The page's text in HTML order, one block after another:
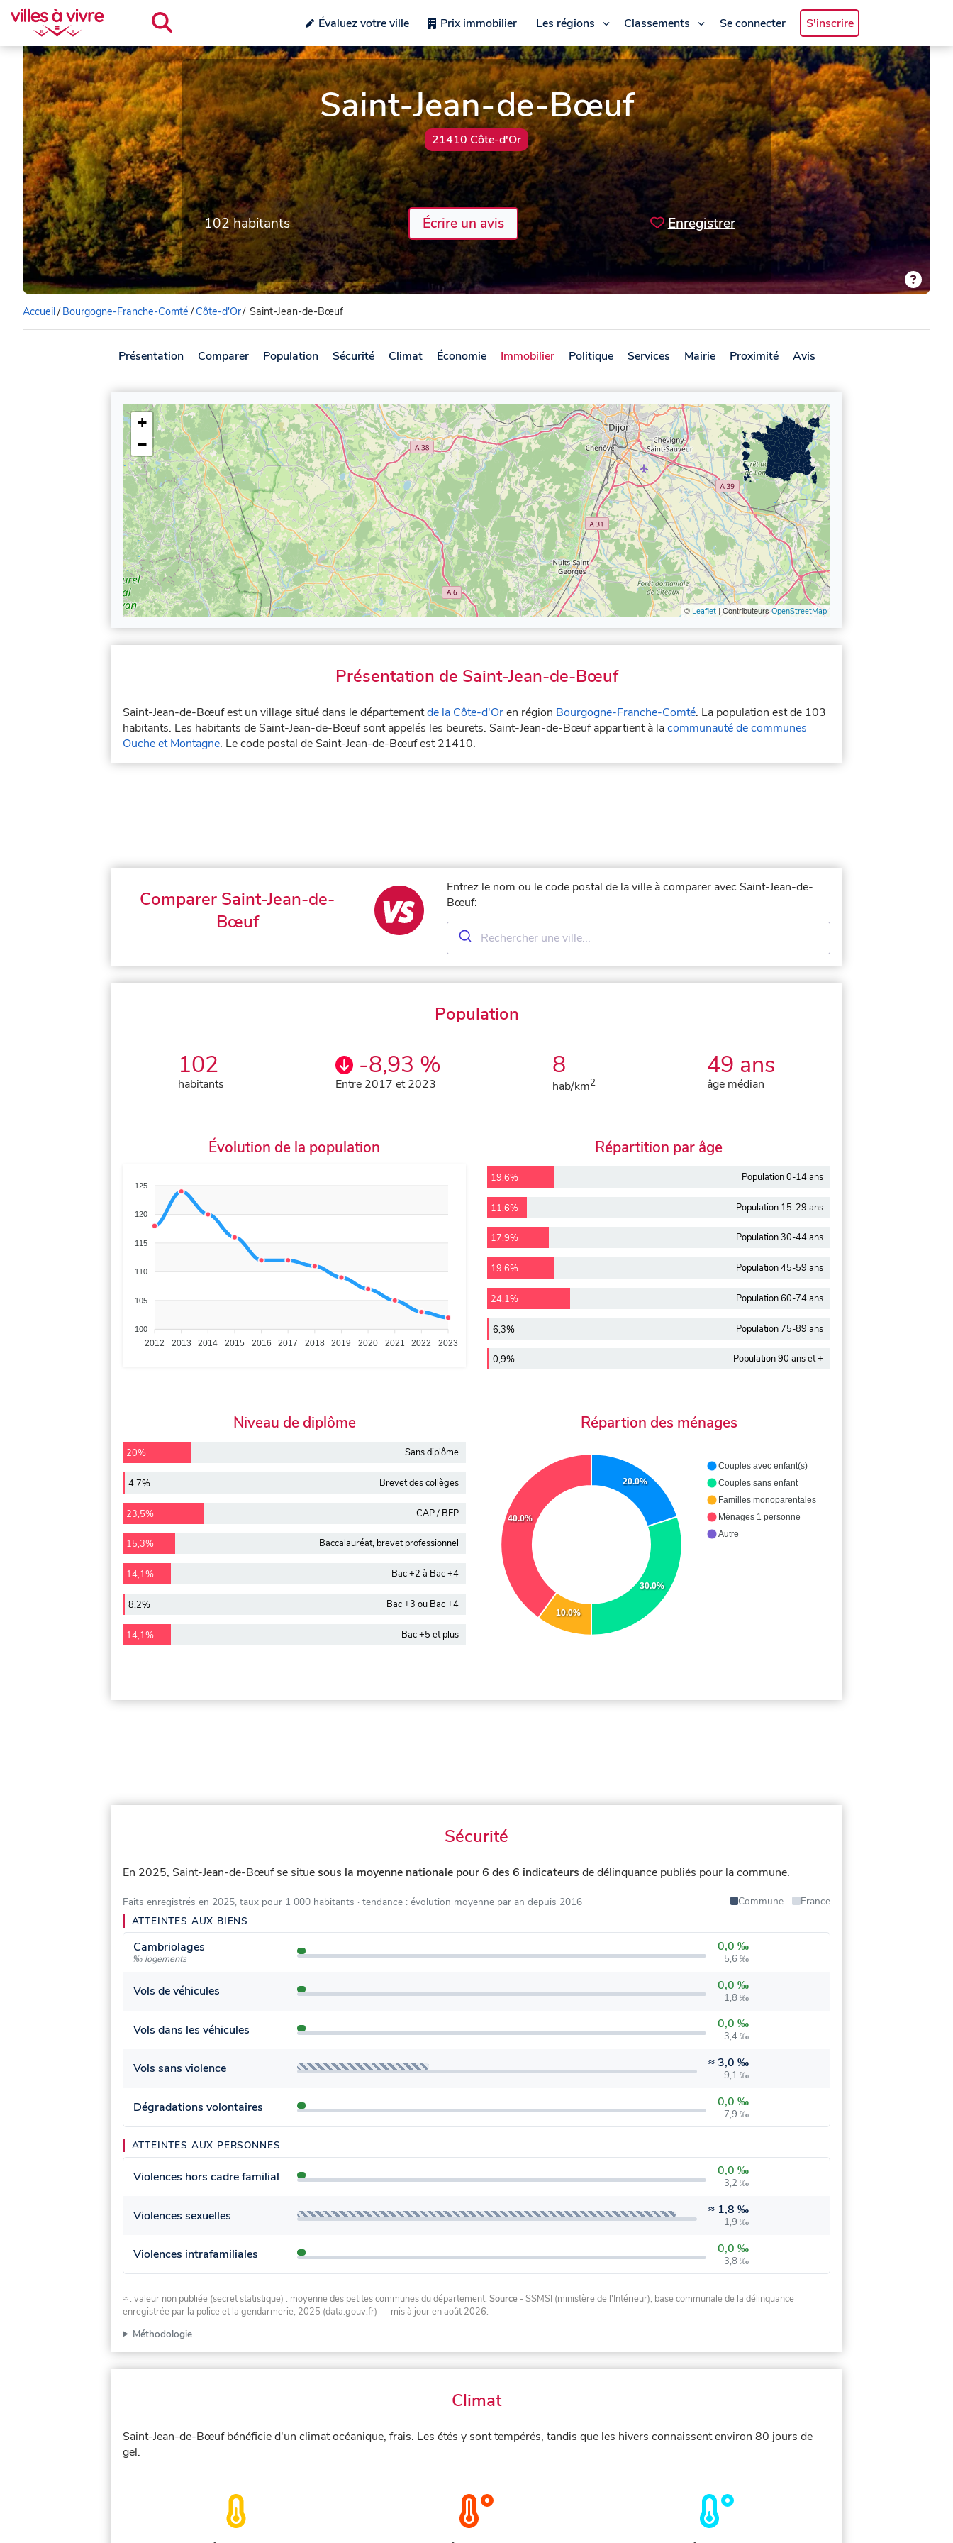
Évaluez votre ville Prix immobilier Les régions Classements Se connecter S'inscrire
Saint-Jean-de-Bœuf
21410 Côte-d'Or
102 habitants Écrire un avis Enregistrer
Accueil/ Bourgogne-Franche-Comté/Côte-d'Or/ Saint-Jean-de-Bœuf
Présentation Comparer Population Sécurité Climat Économie Immobilier Politique Services Mairie Proximité Avis
+
−
© Leaflet | ContributeursOpenStreetMap
Présentation de Saint-Jean-de-Bœuf
Saint-Jean-de-Bœuf est un village situé dans le départementde la Côte-d'Oren région Bourgogne-Franche-Comté. La population est de 103
habitants. Les habitants de Saint-Jean-de-Bœuf sont appelés les beurets. Saint-Jean-de-Bœuf appartient à lacommunauté de communes
Ouche et Montagne. Le code postal de Saint-Jean-de-Bœuf est 21410.
Comparer Saint-Jean-de-
Bœuf
Entrez le nom ou le code postal de la ville à comparer avec Saint-Jean-de-
Bœuf:
Population
102
habitants
-8,93 %
Entre 2017 et 2023
8
hab/km2
49 ans
âge médian
Évolution de la population
125
120
115
110
105
100
2012 2013 2014 2015 2016 2017 2018 2019 2020 2021 2022 2023
Répartition par âge
19,6% Population 0-14 ans
11,6% Population 15-29 ans
17,9% Population 30-44 ans
19,6% Population 45-59 ans
24,1% Population 60-74 ans
6,3% Population 75-89 ans
0,9% Population 90 ans et +
Niveau de diplôme
20% Sans diplôme
4,7% Brevet des collèges
23,5% CAP / BEP
15,3% Baccalauréat, brevet professionnel
14,1% Bac +2 à Bac +4
8,2% Bac +3 ou Bac +4
14,1% Bac +5 et plus
Répartion des ménages
20.0%
30.0%
10.0%
40.0%
Couples avec enfant(s)
Couples sans enfant
Familles monoparentales
Ménages 1 personne
Autre
Sécurité
En 2025, Saint-Jean-de-Bœuf se situesous la moyenne nationale pour 6 des 6 indicateurs de délinquance publiés pour la commune.
Faits enregistrés en 2025, taux pour 1 000 habitants · tendance : évolution moyenne par an depuis 2016 Commune
France
ATTEINTES AUX BIENS
Cambriolages
‰ logements
0,0 ‰
5,6 ‰
Vols de véhicules 0,0 ‰
1,8 ‰
Vols dans les véhicules 0,0 ‰
3,4 ‰
Vols sans violence ≈ 3,0 ‰
9,1 ‰
Dégradations volontaires 0,0 ‰
7,9 ‰
ATTEINTES AUX PERSONNES
Violences hors cadre familial 0,0 ‰
3,2 ‰
Violences sexuelles ≈ 1,8 ‰
1,9 ‰
Violences intrafamiliales 0,0 ‰
3,8 ‰
≈ : valeur non publiée (secret statistique) : moyenne des petites communes du département. Source - SSMSI (ministère de l'Intérieur), base communale de la délinquance
enregistrée par la police et la gendarmerie, 2025 (data.gouv.fr) — mis à jour en août 2026.
Méthodologie
Climat
Saint-Jean-de-Bœuf bénéficie d'un climat océanique, frais. Les étés y sont tempérés, tandis que les hivers connaissent environ 80 jours de
gel.